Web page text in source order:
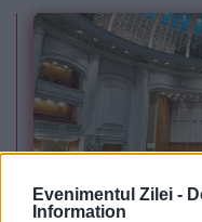
Evenimentul Zilei -
Information